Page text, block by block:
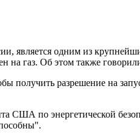
является одним из
на газ. Об этом также
получить разрешение на
США по энергетической